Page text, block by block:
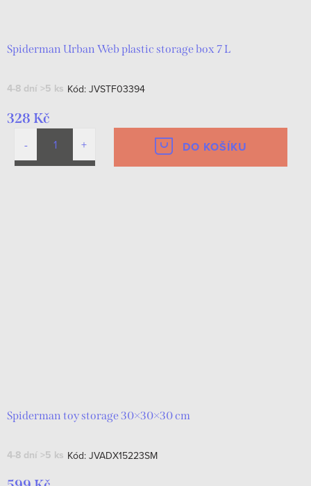
Spiderman Urban Web plastic storage box 7 L
4-8 dní >5 ks Kód: JVSTF03394
328 Kč
DO KOŠÍKU
Spiderman toy storage 30×30×30 cm
4-8 dní >5 ks Kód: JVADX15223SM